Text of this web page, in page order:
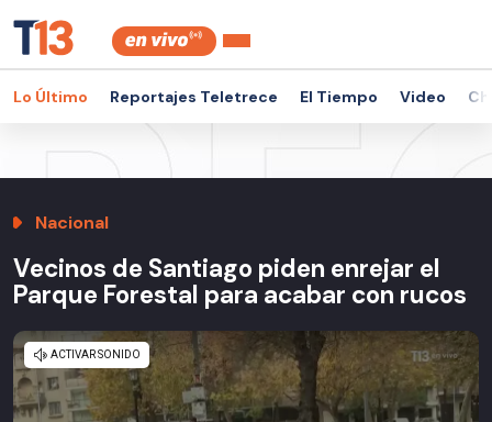
Lo Último Reportajes Teletrece El Tiempo Video
Nacional
Vecinos de Santiago piden enrejar el
Parque Forestal para acabar con rucos